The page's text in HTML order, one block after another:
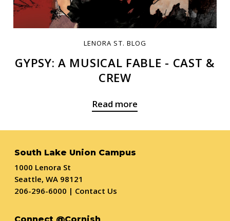
LENORA ST. BLOG
GYPSY: A MUSICAL FABLE - CAST &
CREW
Read more
South Lake Union Campus
1000 Lenora St
Seattle, WA 98121
206-296-6000 | Contact Us